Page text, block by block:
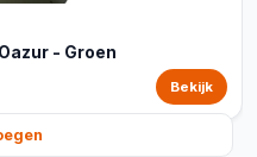
- Groen
Bekijk